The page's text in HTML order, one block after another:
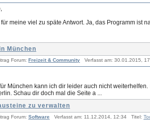
meine viel zu späte Antwort. Ja, das Programm ist
München
Forum: Freizeit & Community Verfasst am: 30.01.2015,
München kann ich dir leider auch nicht
Schau dir doch mal die Seite a ...
zu verwalten
Forum: Software Verfasst am: 11.12.2014, 12:34 Titel: